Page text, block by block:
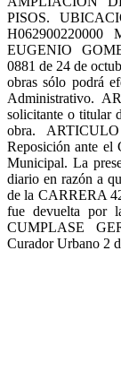
PISOS.
H062900220000
EUGENIO
0881 de 24 de
obras sólo podrá
Administrativo.
solicitante o titular
obra.
Reposición ante el
Municipal. La
diario en razón a
de la CARRERA
fue devuelta por
CUMPLASE
Curador Urbano 2